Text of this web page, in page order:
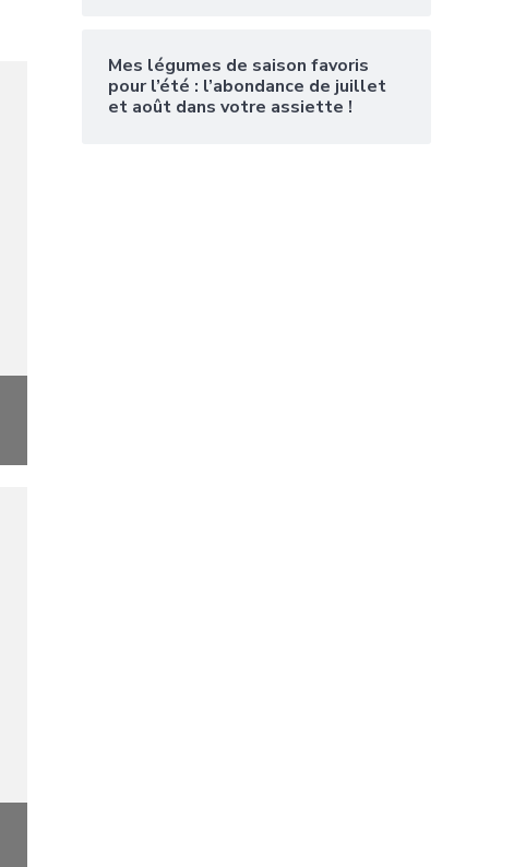
Mes légumes de saison favoris
pour l’été : l’abondance de juillet
et août dans votre assiette !